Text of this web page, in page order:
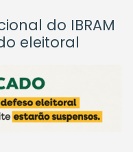
do IBRAM
eleitoral